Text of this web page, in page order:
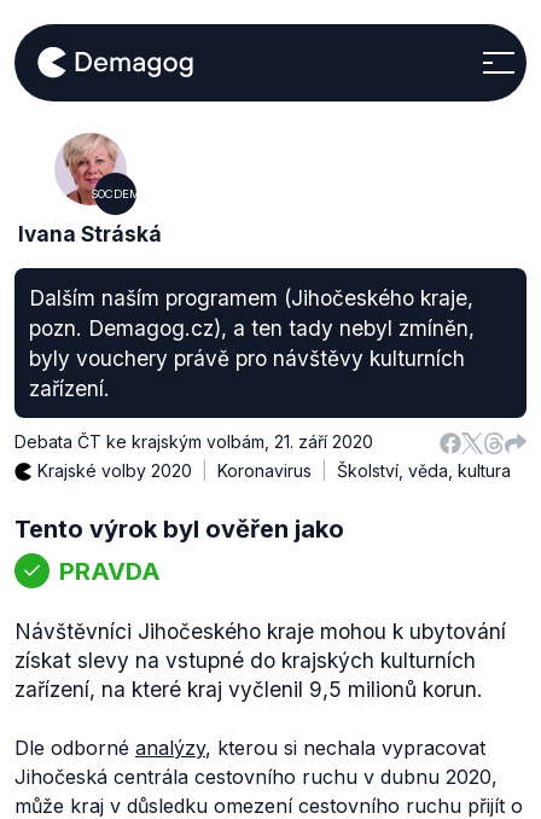
SOCDEM
Ivana Stráská
Dalším naším programem (Jihočeského kraje,
pozn. Demagog.cz), a ten tady nebyl zmíněn,
byly vouchery právě pro návštěvy kulturních
zařízení.
Debata ČT ke krajským volbám 21. září 2020
Krajské volby 2020
Koronavirus Školství, věda, kultura
Tento výrok byl ověřen jako
PRAVDA
Návštěvníci Jihočeského kraje mohou k ubytování
získat slevy na vstupné do krajských kulturních
zařízení, na které kraj vyčlenil 9,5 milionů korun.
Dle odborné analýzy, kterou si nechala vypracovat
Jihočeská centrála cestovního ruchu v dubnu 2020,
může kraj v důsledku omezení cestovního ruchu přijít o